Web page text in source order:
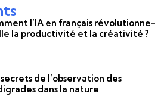
l’IA en français révolutionne-
la productivité et la créativité ?
secrets de l’observation des
dans la nature